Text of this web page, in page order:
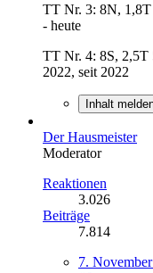
TT Nr. 3: 8N, 1,8T
- heute
TT Nr. 4: 8S, 2,5T
2022, seit 2022
Inhalt
Der Hausmeister
Moderator
Reaktionen
3.026
Beiträge
7.814
7.